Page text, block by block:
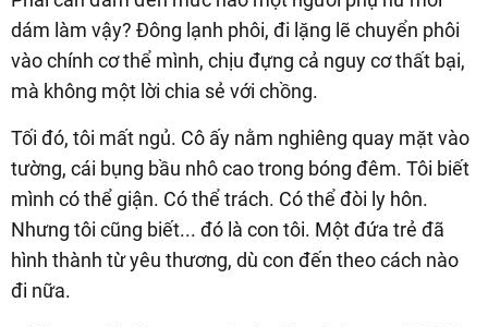
dám làm vậy? Đông lạnh phôi, đi lặng lẽ chuyển phôi
vào chính cơ thể mình, chịu đựng cả nguy cơ thất bại,
mà không một lời chia sẻ với chồng.
Tối đó, tôi mất ngủ. Cô ấy nằm nghiêng quay mặt vào
tường, cái bụng bầu nhô cao trong bóng đêm. Tôi biết
mình có thể giận. Có thể trách. Có thể đòi ly hôn.
Nhưng tôi cũng biết... đó là con tôi. Một đứa trẻ đã
hình thành từ yêu thương, dù con đến theo cách nào
đi nữa.